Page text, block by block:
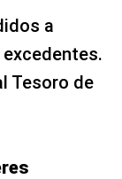
a
Tesoro de